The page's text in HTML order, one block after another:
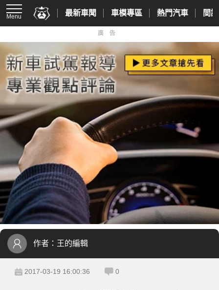
Menu 最新車聞 車模專區 熱門汽車 間
廣告
作者： 王的編輯
2017-03-19 16:00:36 0